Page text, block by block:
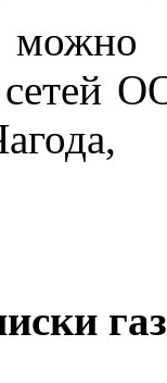
можно
сетей